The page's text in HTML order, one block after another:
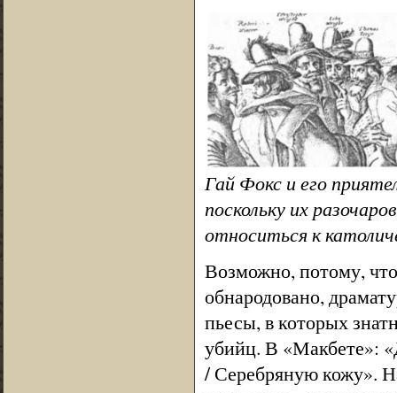
Гай Фокс и его
поскольку их
относиться к
Возможно, потому,
обнародовано,
пьесы, в которых
убийц. В «Макбете»:
/ Серебряную кожу».